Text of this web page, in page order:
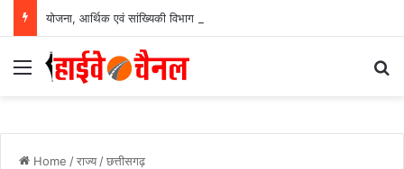
Menu
Home /राज्य /छत्तीसगढ़